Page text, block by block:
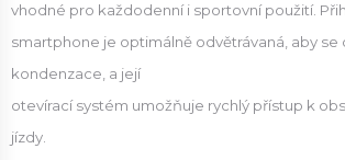
vhodné pro každodenní i sportovní použití.
smartphone je optimálně odvětrávaná, aby se
kondenzace, a její
otevírací systém umožňuje rychlý přístup k
jízdy.